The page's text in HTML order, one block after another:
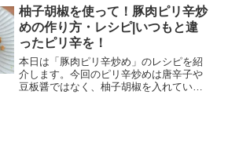
シーな仕上がりとなります！さっそくレ
シピを紹介していきます！...
柚子胡椒を使って！豚肉ピリ辛炒
めの作り方・レシピ|いつもと違
ったピリ辛を！
本日は「豚肉ピリ辛炒め」のレシピを紹
介します。今回のピリ辛炒めは唐辛子や
豆板醤ではなく、柚子胡椒を入れていま